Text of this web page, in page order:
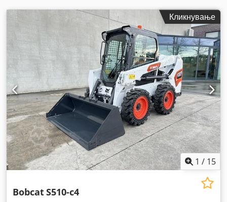
Кликнување
1 / 15
BobcatS510-c4